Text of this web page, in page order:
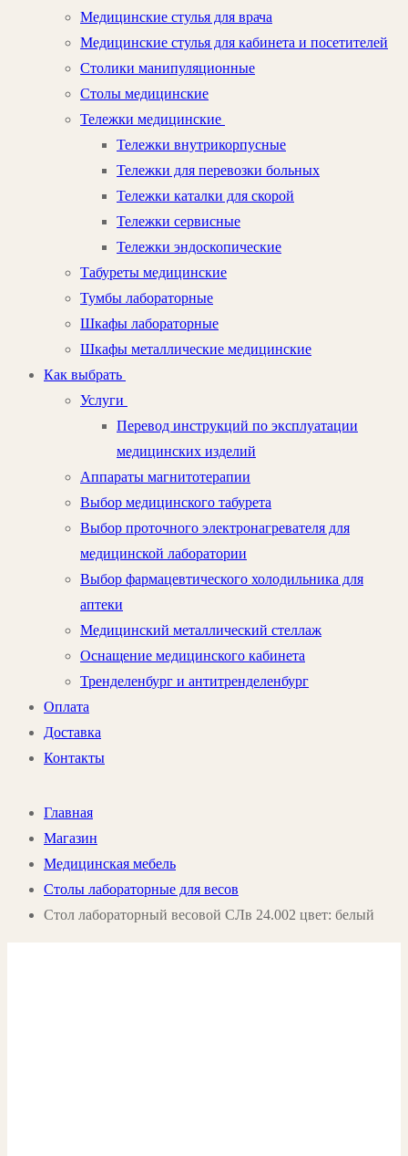
Медицинские стулья для врача
Медицинские стулья для кабинета и посетителей
Столики манипуляционные
Столы медицинские
Тележки медицинские
Тележки внутрикорпусные
Тележки для перевозки больных
Тележки каталки для скорой
Тележки сервисные
Тележки эндоскопические
Табуреты медицинские
Тумбы лабораторные
Шкафы лабораторные
Шкафы металлические медицинские
Как выбрать
Услуги
Перевод инструкций по эксплуатации
медицинских изделий
Аппараты магнитотерапии
Выбор медицинского табурета
Выбор проточного электронагревателя для
медицинской лаборатории
Выбор фармацевтического холодильника для
аптеки
Медицинский металлический стеллаж
Оснащение медицинского кабинета
Тренделенбург и антитренделенбург
Оплата
Доставка
Контакты
Главная
Магазин
Медицинская мебель
Столы лабораторные для весов
Стол лабораторный весовой СЛв 24.002 цвет: белый